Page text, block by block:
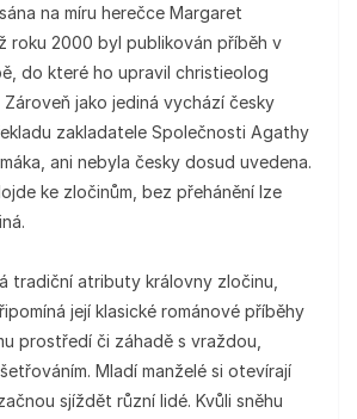
na míru herečce Margaret
roku 2000 byl publikován příběh v
do které ho upravil christieolog
Zároveň jako jediná vychází česky
zakladatele Společnosti Agathy
ani nebyla česky dosud uvedena.
ke zločinům, bez přehánění lze
tradiční atributy královny zločinu,
její klasické románové příběhy
prostředí či záhadě s vraždou,
Mladí manželé si otevírají
sjíždět různí lidé. Kvůli sněhu